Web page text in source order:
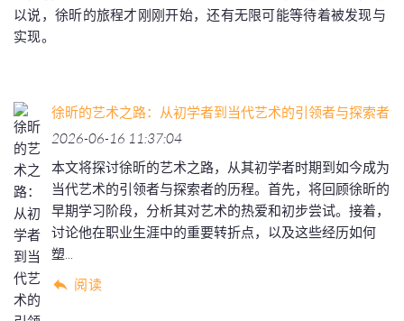
以说，徐昕的旅程才刚刚开始，还有无限可能等待着被发现与
实现。
徐昕的艺术之路：从初学者到当代艺术的引领者与探索者
2026-06-16 11:37:04
本文将探讨徐昕的艺术之路，从其初学者时期到如今成为
当代艺术的引领者与探索者的历程。首先，将回顾徐昕的
早期学习阶段，分析其对艺术的热爱和初步尝试。接着，
讨论他在职业生涯中的重要转折点，以及这些经历如何
塑...
阅读